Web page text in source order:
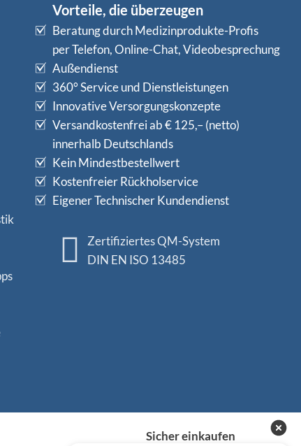
Vorteile, die überzeugen
Beratung durch Medizinprodukte-Profis
per Telefon, Online-Chat, Videobesprechung
Außendienst
360° Service und Dienstleistungen
Innovative Versorgungskonzepte
Versandkostenfrei ab € 125,– (netto)
innerhalb Deutschlands
Kein Mindestbestellwert
Kostenfreier Rückholservice
Eigener Technischer Kundendienst
Zertifiziertes QM-System
DIN EN ISO 13485
Sicher einkaufen